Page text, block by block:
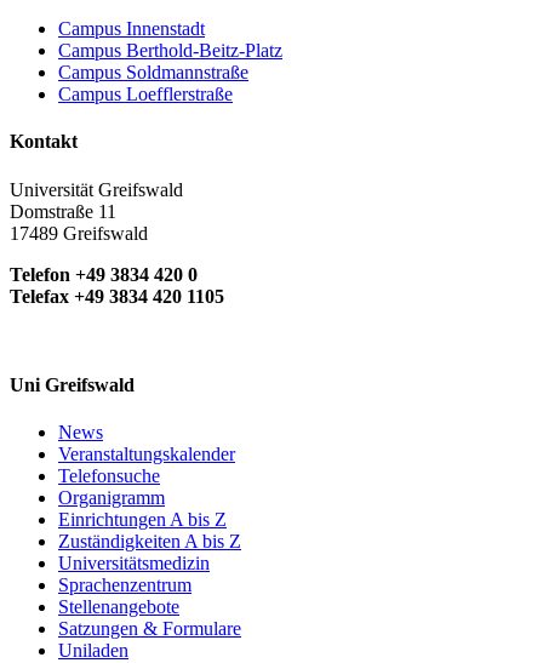
Campus Innenstadt
Campus Berthold-Beitz-Platz
Campus Soldmannstraße
Campus Loefflerstraße
Kontakt
Universität Greifswald
Domstraße 11
17489 Greifswald
Telefon +49 3834 420 0
Telefax +49 3834 420 1105
Uni Greifswald
News
Veranstaltungskalender
Telefonsuche
Organigramm
Einrichtungen A bis Z
Zuständigkeiten A bis Z
Universitätsmedizin
Sprachenzentrum
Stellenangebote
Satzungen & Formulare
Uniladen